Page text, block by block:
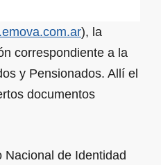
), la
correspondiente a la
y Pensionados. Allí el
documentos
de Identidad